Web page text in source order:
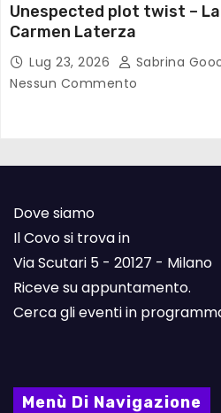
Unespected plot twist –
Carmen Laterza
Lug 23, 2026
Sabrina
Nessun Commento
Dove siamo
Il Covo si trova in
Via Scutari 5 - 20127 - Milano
Riceve su appuntamento.
Cerca gli eventi in
Menù Di Navigazione